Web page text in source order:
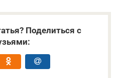
Поделиться с